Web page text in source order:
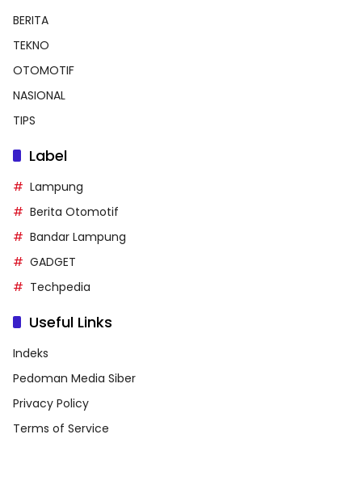
BERITA
TEKNO
OTOMOTIF
NASIONAL
TIPS
Label
Lampung
Berita Otomotif
Bandar Lampung
GADGET
Techpedia
Useful Links
Indeks
Pedoman Media Siber
Privacy Policy
Terms of Service